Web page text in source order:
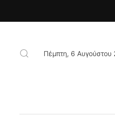
Πέμπτη, 6 Αυγούστου